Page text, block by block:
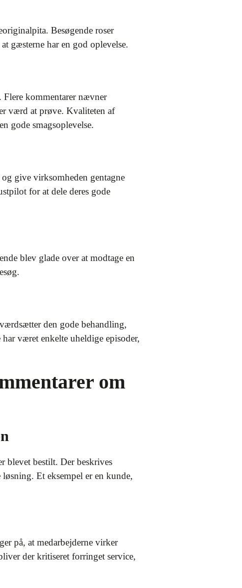
Besøgende roser
gæsterne har en god oplevelse.
Flere kommentarer nævner
værd at prøve. Kvaliteten af
gode smagsoplevelse.
give virksomheden gentagne
for at dele deres gode
blev glade over at modtage en
den gode behandling,
været enkelte uheldige episoder,
om
blevet bestilt. Der beskrives
Et eksempel er en kunde,
på, at medarbejderne virker
der kritiseret forringet service,